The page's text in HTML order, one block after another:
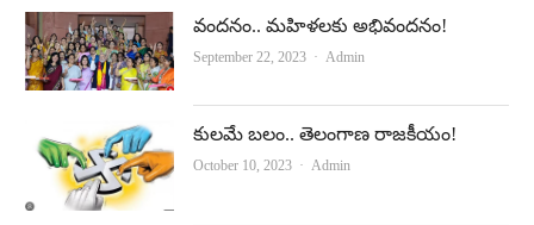
e
b
o
k
t
u
b
e
వందనం.. మహిళలకు అభివందనం!
September 22, 2023 Author
Admin
కులమే బలం.. తెలంగాణ రాజకీయం!
October 10, 2023 Author
Admin